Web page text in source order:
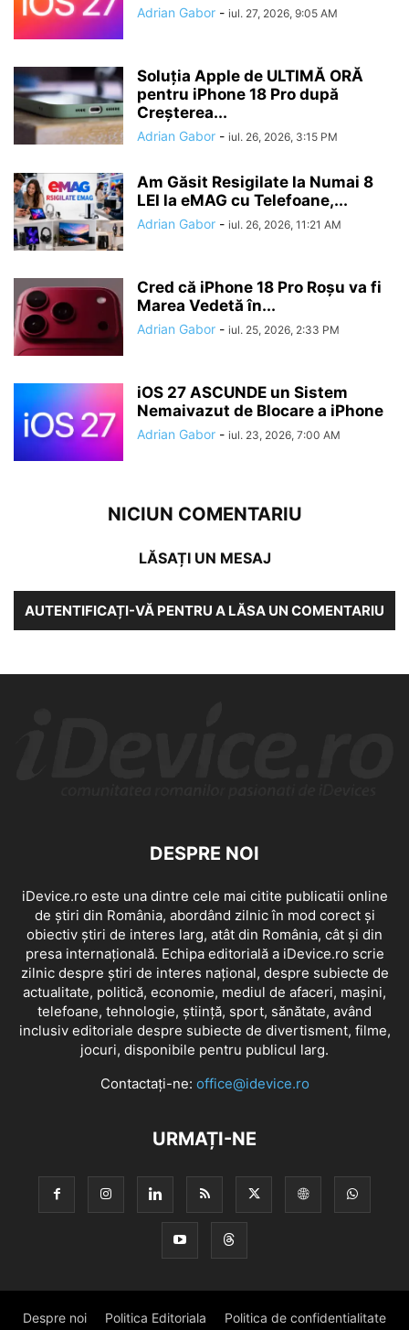
Adrian Gabor - iul. 27, 2026, 9:05 AM
Soluția Apple de ULTIMĂ ORĂ
pentru iPhone 18 Pro după
Creșterea...
Adrian Gabor - iul. 26, 2026, 3:15 PM
Am Găsit Resigilate la Numai 8
LEI la eMAG cu Telefoane,...
Adrian Gabor - iul. 26, 2026, 11:21 AM
Cred că iPhone 18 Pro Roșu va fi
Marea Vedetă în...
Adrian Gabor - iul. 25, 2026, 2:33 PM
iOS 27 ASCUNDE un Sistem
Nemaivazut de Blocare a iPhone
Adrian Gabor - iul. 23, 2026, 7:00 AM
NICIUN COMENTARIU
LĂSAȚI UN MESAJ
AUTENTIFICAȚI-VĂ PENTRU A LĂSA UN COMENTARIU
DESPRE NOI
iDevice.ro este una dintre cele mai citite publicatii online
de știri din România, abordând zilnic în mod corect și
obiectiv știri de interes larg, atât din România, cât și din
presa internațională. Echipa editorială a iDevice.ro scrie
zilnic despre știri de interes național, despre subiecte de
actualitate, politică, economie, mediul de afaceri, mașini,
telefoane, tehnologie, știință, sport, sănătate, având
inclusiv editoriale despre subiecte de divertisment, filme,
jocuri, disponibile pentru publicul larg.
Contactați-ne: office@idevice.ro
URMAȚI-NE
Despre noi Politica Editoriala Politica de confidentialitate